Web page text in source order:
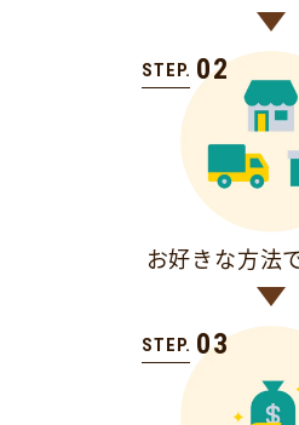
STEP. 02
お好きな方法
STEP. 03